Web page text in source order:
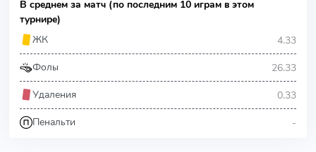
В среднем за матч (по последним 10 играм в этом
турнире)
ЖК
4.33
Фолы 26.33
Удаления 0.33
Пенальти -